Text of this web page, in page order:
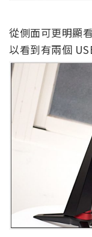
從側面可更明顯
以看到有兩個